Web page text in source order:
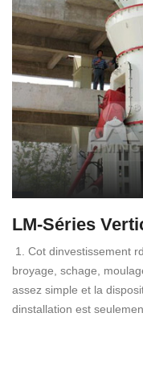
LM-Séries
1. Cot dinvestissement
broyage, schage,
assez simple et la
dinstallation est